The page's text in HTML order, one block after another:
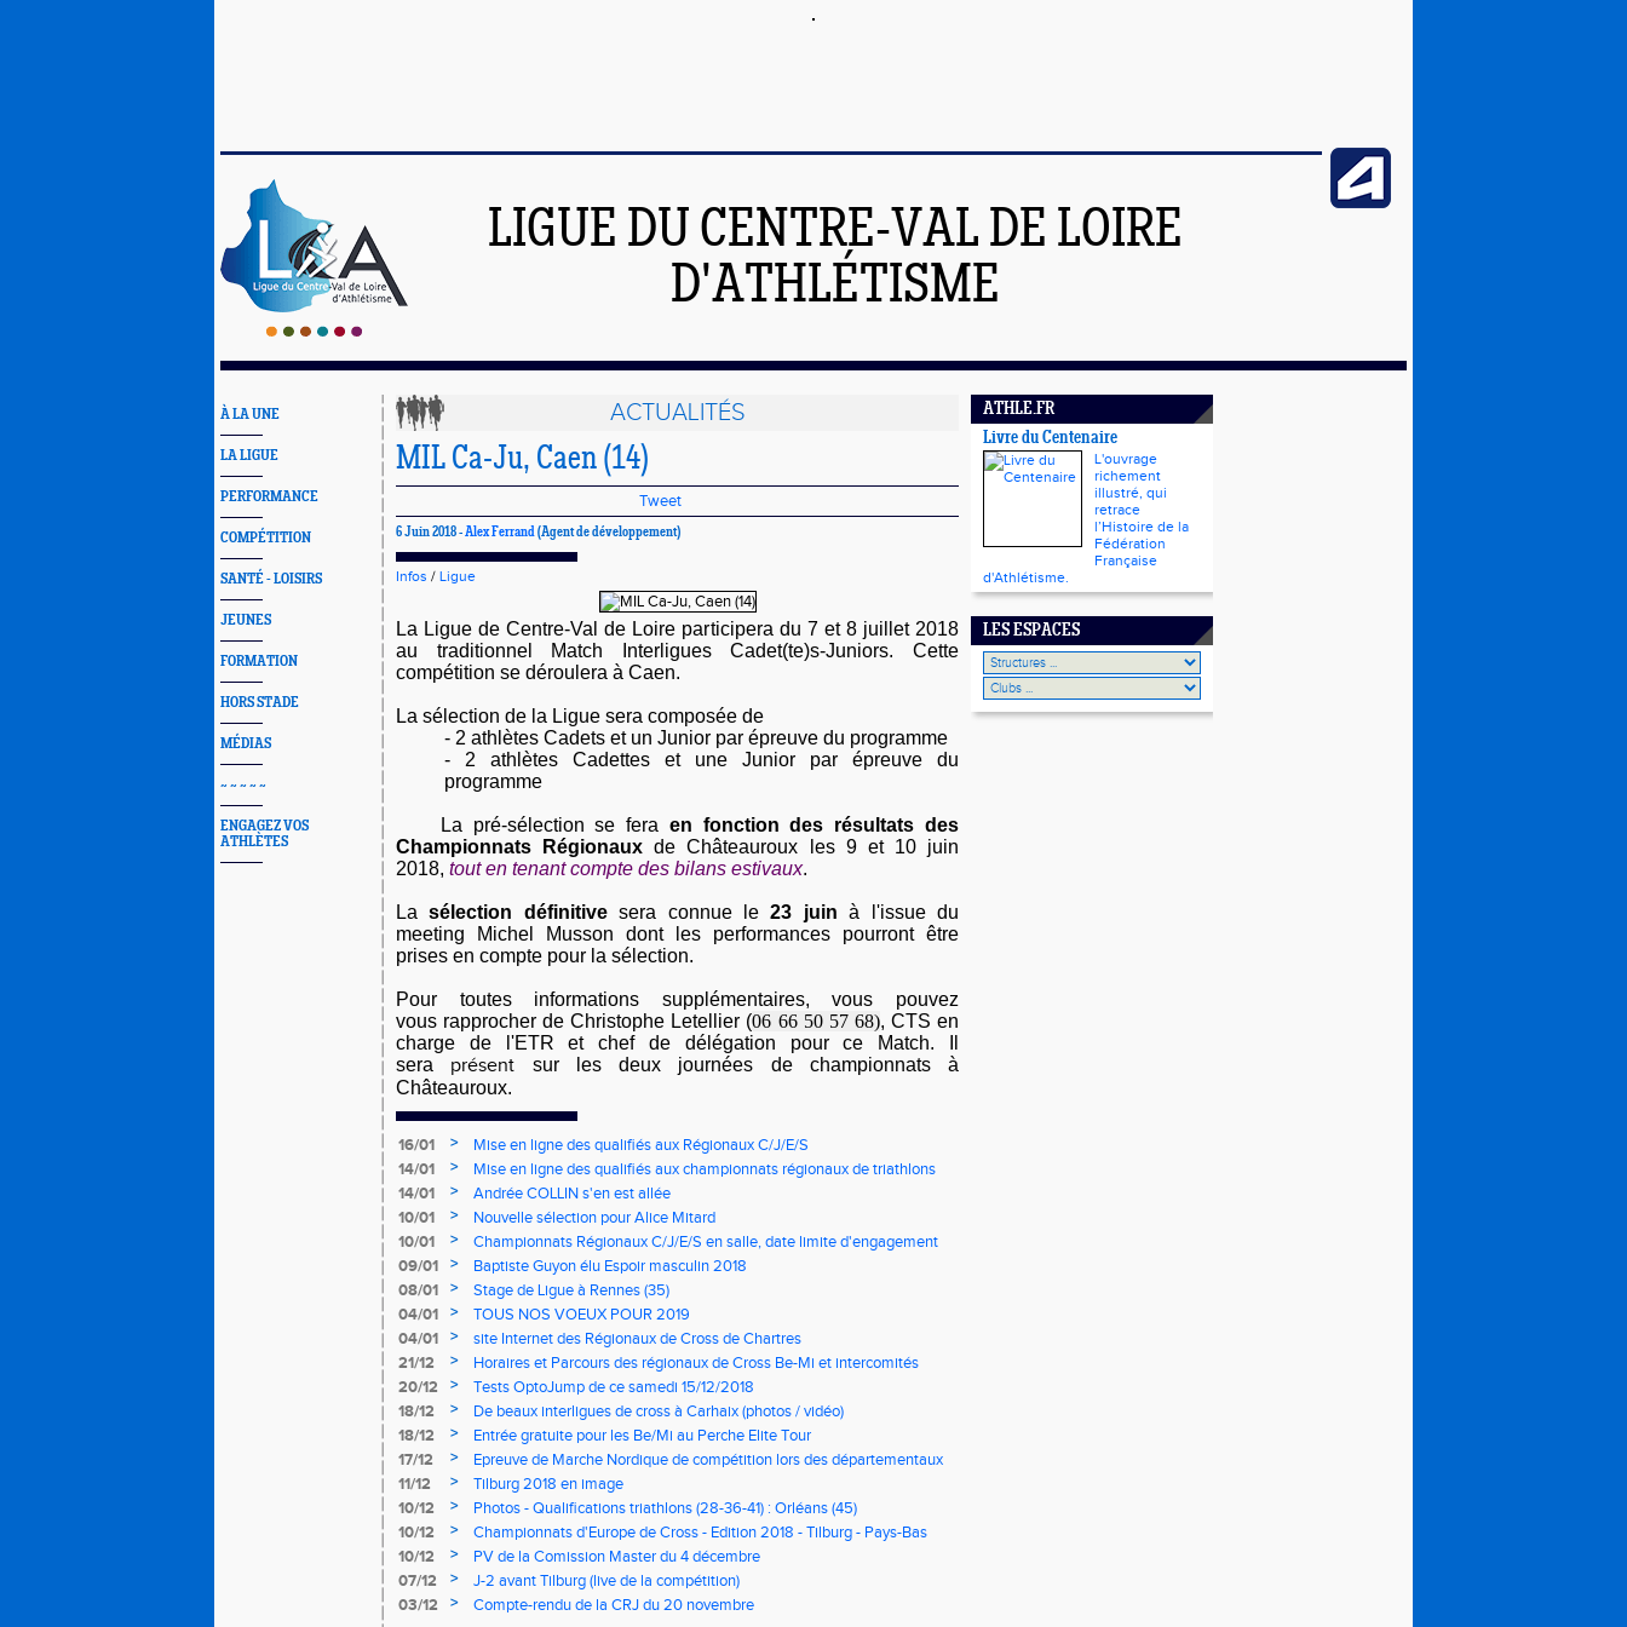
LIGUE DU CENTRE-VAL DE LOIRE
D'ATHLÉTISME
À LA UNE
LA LIGUE
PERFORMANCE
COMPÉTITION
SANTÉ - LOISIRS
JEUNES
FORMATION
HORS STADE
MÉDIAS
~ ~ ~ ~ ~
ENGAGEZ VOS
ATHLÈTES
ACTUALITÉS
MIL Ca-Ju, Caen (14)
Tweet
6 Juin 2018 -Alex Ferrand(Agent de développement)
Infos / Ligue
La Ligue de Centre-Val de Loire participera du 7 et 8 juillet 2018
au traditionnel Match Interligues Cadet(te)s-Juniors. Cette
compétition se déroulera à Caen.
La sélection de la Ligue sera composée de
- 2 athlètes Cadets et un Junior par épreuve du programme
- 2 athlètes Cadettes et une Junior par épreuve du
programme
La pré-sélection se fera en fonction des résultats des
Championnats Régionaux de Châteauroux les 9 et 10 juin
2018, tout en tenant compte des bilans estivaux.
Lasélection définitivesera connue le23 juin à l'issue du
meeting Michel Musson dont les performances pourront être
prises en compte pour la sélection.
Pour toutes informations supplémentaires, vous pouvez
vous rapprocher de Christophe Letellier (06 66 50 57 68), CTS en
charge de l'ETR et chef de délégation pour ce Match. Il
sera présent sur les deux journées de championnats à
Châteauroux.
16/01 >
Mise en ligne des qualifiés aux Régionaux C/J/E/S
14/01
>
Mise en ligne des qualifiés aux championnats régionaux de triathlons
14/01
>
Andrée COLLIN s'en est allée
10/01
>
Nouvelle sélection pour Alice Mitard
10/01
>
Championnats Régionaux C/J/E/S en salle, date limite d'engagement
mercredi à 9h00
09/01 >
Baptiste Guyon élu Espoir masculin 2018
08/01
>
Stage de Ligue à Rennes (35)
04/01
>
TOUS NOS VOEUX POUR 2019
04/01
>
site Internet des Régionaux de Cross de Chartres
21/12
>
Horaires et Parcours des régionaux de Cross Be-Mi et intercomités
20/12
>
Tests OptoJump de ce samedi 15/12/2018
18/12
>
De beaux interligues de cross à Carhaix (photos / vidéo)
18/12
>
Entrée gratuite pour les Be/Mi au Perche Elite Tour
17/12
>
Epreuve de Marche Nordique de compétition lors des départementaux
de cross du Loir et Cher
11/12 >
Tilburg 2018 en image
10/12
>
Photos - Qualifications triathlons (28-36-41) : Orléans (45)
10/12
>
Championnats d'Europe de Cross - Edition 2018 - Tilburg - Pays-Bas
10/12
>
PV de la Comission Master du 4 décembre
07/12
>
J-2 avant Tilburg (live de la compétition)
03/12
> Compte-rendu de la CRJ du 20 novembre
ATHLE.FR
Livre du Centenaire
L'ouvrage
richement
illustré, qui
retrace
l’Histoire de la
Fédération
Française
d'Athlétisme.
LES ESPACES